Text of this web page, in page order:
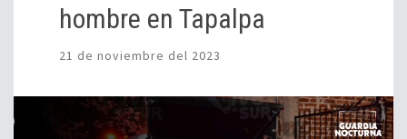
hombre en Tapalpa
21 de noviembre del 2023